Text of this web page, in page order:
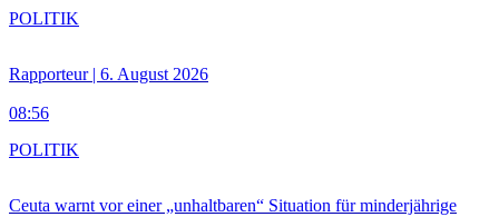
Rapporteur | 6. August 2026
08:56
POLITIK
Ceuta warnt vor einer „unhaltbaren“ Situation für minderjährige
POLITIK